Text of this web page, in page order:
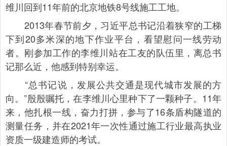
维川回到11年前的北京地铁8号线施工工地。
2013年春节前夕，习近平总书记沿着狭窄的工梯
下到20多米深的地下作业平台，看望慰问一线劳动
者。刚参加工作的李维川站在工友的队伍里，离总书
记那么近，他感到特别幸运。
“总书记说，发展公共交通是现代城市发展的方
向。”殷殷嘱托，在李维川心里种下了一颗种子。11年
来，他扎根一线，奋力打拼，参与了16条盾构隧道的
测量任务，并在2021年一次性通过施工行业最高执业
资质一级建造师的考试。